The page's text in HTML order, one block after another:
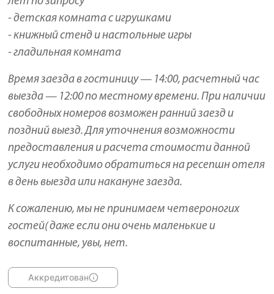
- детская комната с игрушками
- книжный стенд и настольные игры
- гладильная комната
Время заезда в гостиницу — 14:00, расчетный час
выезда — 12:00 по местному времени. При наличии
свободных номеров возможен ранний заезд и
поздний выезд. Для уточнения возможности
предоставления и расчета стоимости данной
услуги необходимо обратиться на ресепшн отеля
в день выезда или накануне заезда.
К сожалению, мы не принимаем четвероногих
гостей( даже если они очень маленькие и
воспитанные, увы, нет.
Аккредитован